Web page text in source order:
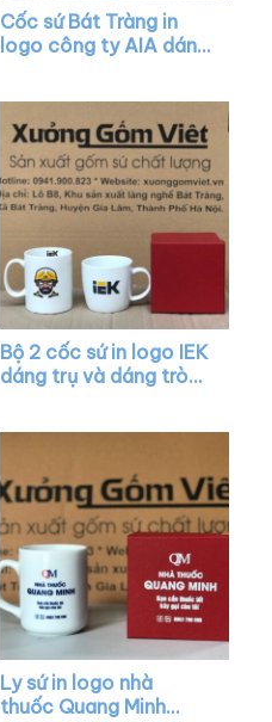
Cốc sứ Bát Tràng in
logo công ty AIA dáng
Bộ 2 cốc sứ in logo IEK
dáng trụ và dáng tròn
Ly sứ in logo nhà
thuốc Quang Minh